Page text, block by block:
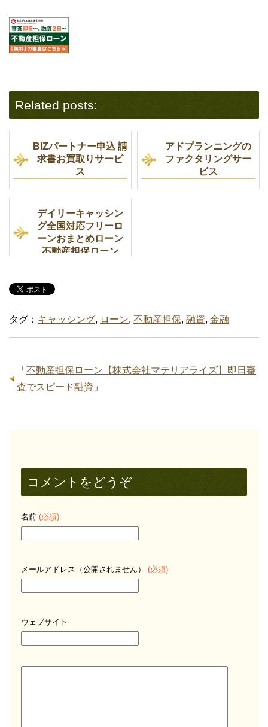
Related posts:
BIZパートナー申込 請
求書お買取りサービ
ス
アドプランニングの
ファクタリングサー
ビス
デイリーキャッシン
グ全国対応フリーロ
ーンおまとめローン
不動産担保ローン
タグ： キャッシング, ローン, 不動産担保, 融資, 金融
「 不動産担保ローン【株式会社マテリアライズ】即日審
査でスピード融資 」
コメントをどうぞ
名前 (必須)
メールアドレス（公開されません） (必須)
ウェブサイト